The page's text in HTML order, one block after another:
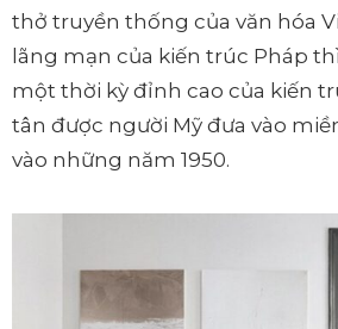
thở truyền thống của văn hóa
lãng mạn của kiến trúc Pháp
một thời kỳ đỉnh cao của kiến
tân được người Mỹ đưa vào
vào những năm 1950.